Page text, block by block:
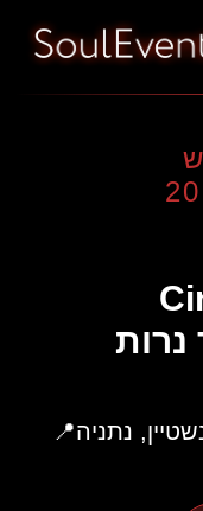
נרות
נתניה📍